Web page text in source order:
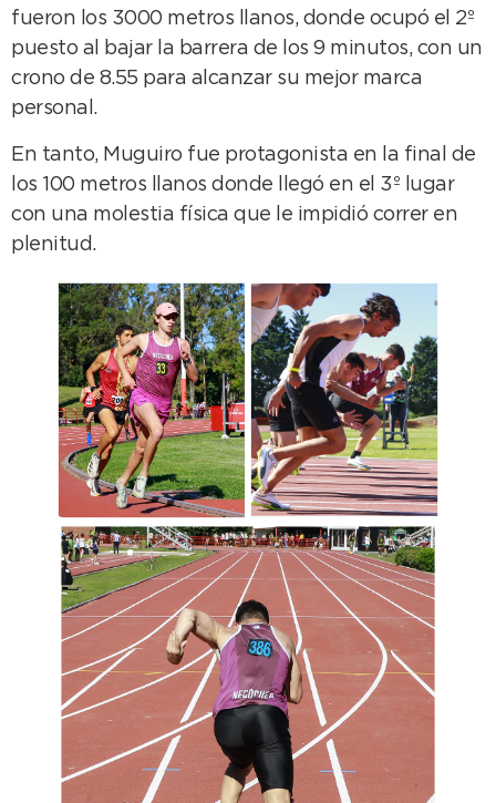
fueron los 3000 metros llanos, donde ocupó el 2º
puesto al bajar la barrera de los 9 minutos, con un
crono de 8.55 para alcanzar su mejor marca
personal.
En tanto, Muguiro fue protagonista en la final de
los 100 metros llanos donde llegó en el 3º lugar
con una molestia física que le impidió correr en
plenitud.